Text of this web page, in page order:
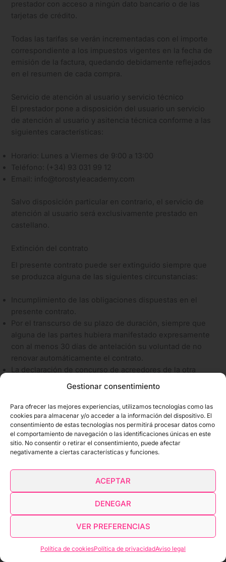
Gestionar consentimiento
Para ofrecer las mejores experiencias, utilizamos tecnologías como las
cookies para almacenar y/o acceder a la información del dispositivo. El
consentimiento de estas tecnologías nos permitirá procesar datos como
el comportamiento de navegación o las identificaciones únicas en este
sitio. No consentir o retirar el consentimiento, puede afectar
negativamente a ciertas características y funciones.
ACEPTAR
DENEGAR
VER PREFERENCIAS
Política de cookiesPolítica de privacidadAviso legal
prestador con acceso a ningún dato bancario o de las
tarjetas de crédito.
Todas las tarifas se verán incrementadas con el importe
correspondiente a los impuestos vigentes en la fecha de
emisión de la factura, quedando debidamente reflejados
en el resumen de cada compra.
Servicio de atención al usuario y servicio técnico
El prestador pone a disposición del usuario un servicio
de atención al usuario y asitencia técnica conforme a las
siguientes características:
Horario: Lunes a Viernes de 9:00 a 13:00
Teléfono: (+34) 93 031 99 12
Email: info@torostyleacademy.com
Salvo disposición particular en contrario, el servicio de
atención al usuario será exclusivamente prestado en
castellano.
Extinción del contrato
El presente contrato puede ser extinguido siempre que
se produzca alguna de las siguientes circunstancias:
Incumplimiento de las obligaciones dispuestas en el
presente contrato.
Por el transcurso de su plazo de duración, siempre que
alguna de las partes hubiera manifestado expresamente
con al menos 30 días de antelación su voluntad de no
renovar automáticamente el contrato.
La declaración de concurso de acreedores de la otra
parte, o el inicio de cualquiera de dichos procedimientos
incumplan reiteradamente las obligaciones por parte de
ésta, ya fuera presentada por alguna de las partes o por
parte de algún tercero.
En caso de que no se abonen conforme a los plazos y
forma acordados las cantidades económicas
produzca el impago. Para su reactivación únicamente
Cualquier cambio o variación sustancial de las